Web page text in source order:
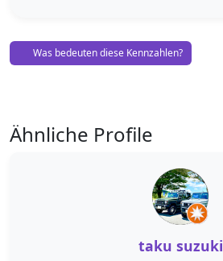
Was bedeuten diese Kennzahlen?
Ähnliche Profile
taku suzuki